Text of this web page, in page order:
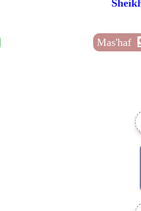
Mas'haf